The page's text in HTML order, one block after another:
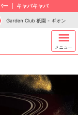
ー キャバキャバ
Garden Club 祇園 - ギオン
メニュー